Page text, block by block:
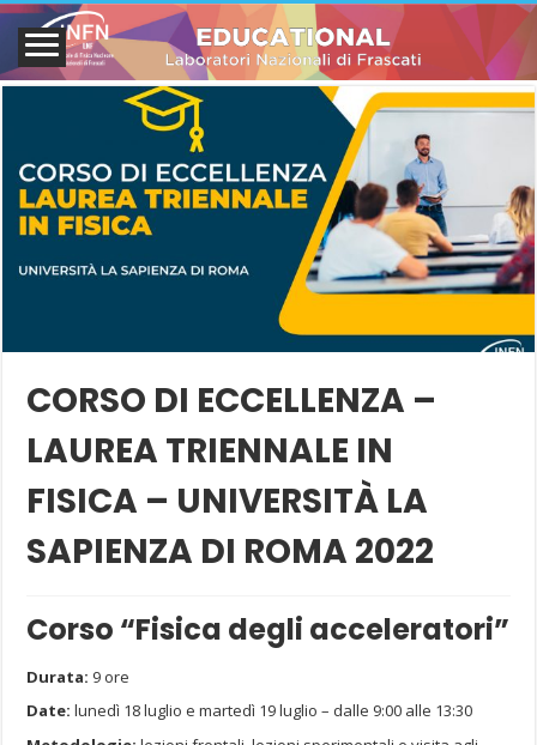
CORSO DI ECCELLENZA –
LAUREA TRIENNALE IN
FISICA – UNIVERSITÀ LA
SAPIENZA DI ROMA 2022
Corso “Fisica degli acceleratori”
Durata: 9 ore
Date: lunedì 18 luglio e martedì 19 luglio – dalle 9:00 alle 13:30